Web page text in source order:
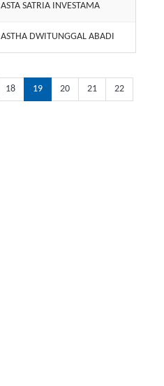
ASTA SATRIA INVESTAMA
ASTHA DWITUNGGAL ABADI
18 19 20 21 22